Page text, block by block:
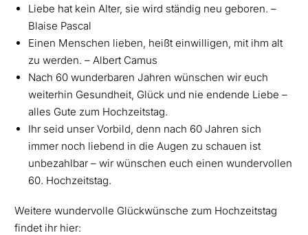
Liebe hat kein Alter, sie wird ständig neu geboren. –
Blaise Pascal
Einen Menschen lieben, heißt einwilligen, mit ihm alt
zu werden. – Albert Camus
Nach 60 wunderbaren Jahren wünschen wir euch
weiterhin Gesundheit, Glück und nie endende Liebe –
alles Gute zum Hochzeitstag.
Ihr seid unser Vorbild, denn nach 60 Jahren sich
immer noch liebend in die Augen zu schauen ist
unbezahlbar – wir wünschen euch einen wundervollen
60. Hochzeitstag.
Weitere wundervolle Glückwünsche zum Hochzeitstag
findet ihr hier: